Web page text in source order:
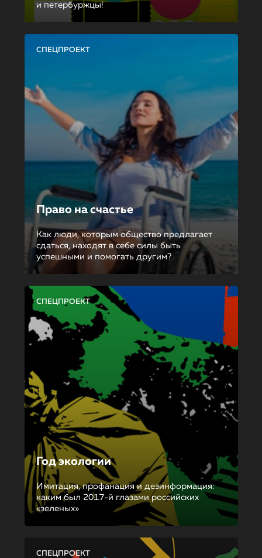
и петербуржцы!
СПЕЦПРОЕКТ
Право на счастье
Как люди, которым общество предлагает
сдаться, находят в себе силы быть
успешными и помогать другим?
СПЕЦПРОЕКТ
Год экологии
Имитация, профанация и дезинформация:
каким был 2017-й глазами российских
«зеленых»
СПЕЦПРОЕКТ